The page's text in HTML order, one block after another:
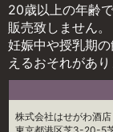
20歳以上の年齢
販売致しません。
妊娠中や授乳期
えるおそれがあり
株式会社はせがわ酒店